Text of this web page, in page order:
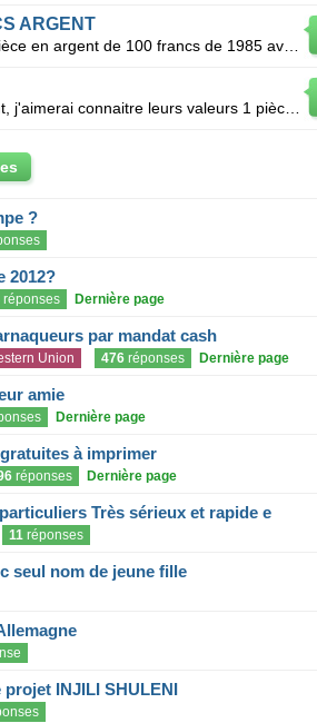
ARGENT
Je viens de retrouver une belle pièce en argent de 100 francs de 1985 avec au dos Germinal-Emile Zol
J'ai retrouve des pièces en argent, j'aimerai connaitre leurs valeurs 1 pièce de 10 frs de 1966
?
2012?
réponses Dernière page
par mandat cash
Union 476réponses Dernière page
amie
Dernière page
à imprimer
réponses Dernière page
Très sérieux et rapide e
11réponses
seul nom de jeune fille
INJILI SHULENI